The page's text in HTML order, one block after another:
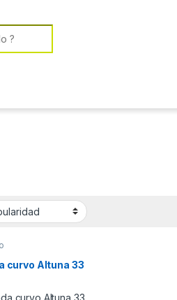
curvo Altuna 33